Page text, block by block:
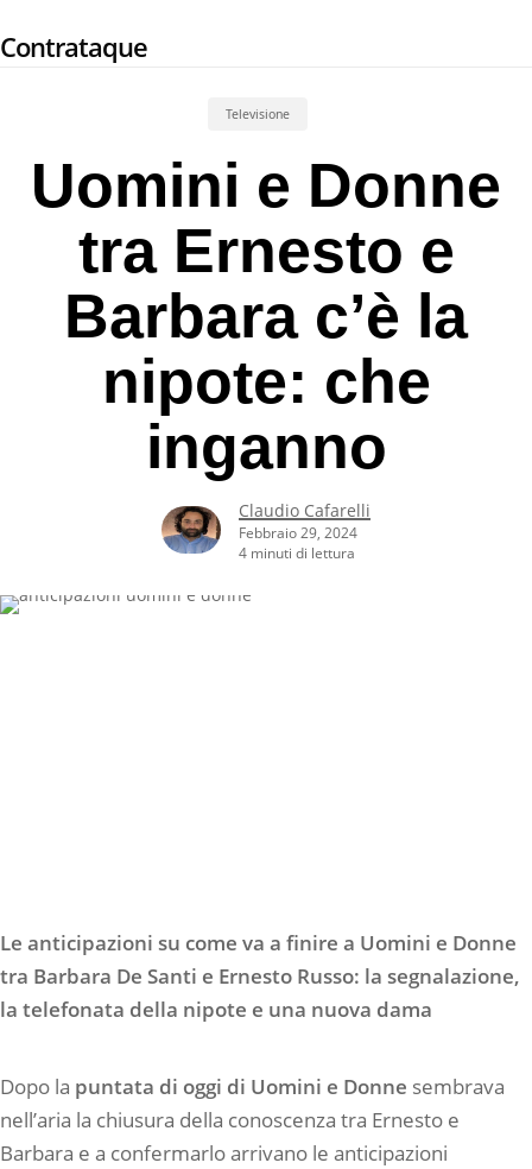
to
Contrataque
Televisione
Uomini e Donne
tra Ernesto e
Barbara c’è la
nipote: che
inganno
Claudio Cafarelli
Febbraio 29, 2024
4 minuti di lettura
Le anticipazioni su come va a finire a Uomini e Donne
tra Barbara De Santi e Ernesto Russo: la segnalazione,
la telefonata della nipote e una nuova dama
Dopo la puntata di oggi di Uomini e Donne sembrava
nell’aria la chiusura della conoscenza tra Ernesto e
Barbara e a confermarlo arrivano le anticipazioni